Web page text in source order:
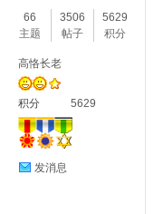
66
主题
3506
帖子
5629
积分
高恪长老
积分 5629
发消息